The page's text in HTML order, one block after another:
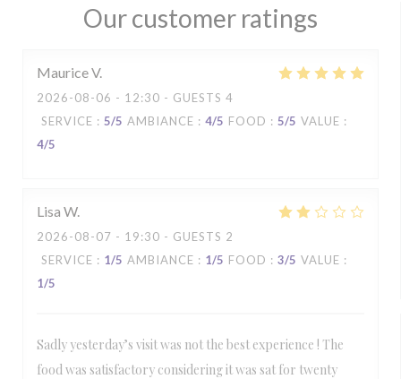
Our customer ratings
MauriceV
2026-08-06 - 12:30 - GUESTS 4
SERVICE : 5/5 AMBIANCE : 4/5 FOOD : 5/5 VALUE :
4/5
Lisa W
2026-08-07 - 19:30 - GUESTS 2
SERVICE : 1/5 AMBIANCE : 1/5 FOOD : 3/5 VALUE :
1/5
Sadly yesterday’s visit was not the best experience ! The
food was satisfactory considering it was sat for twenty